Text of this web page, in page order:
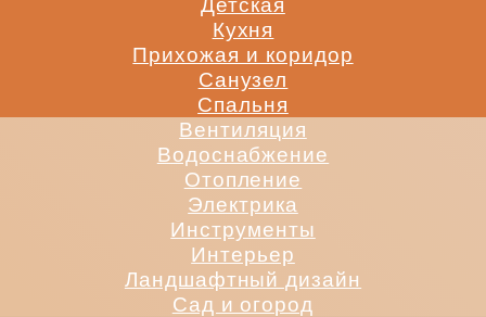
Кухня
Прихожая и коридор
Санузел
Спальня
Вентиляция
Водоснабжение
Отопление
Электрика
Инструменты
Интерьер
Ландшафтный дизайн
Сад и огород